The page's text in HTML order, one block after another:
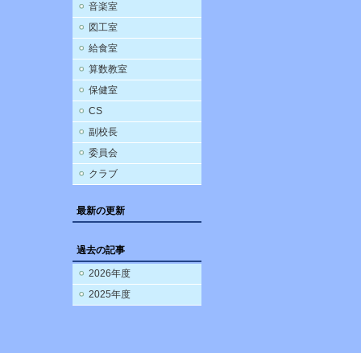
音楽室
図工室
給食室
算数教室
保健室
CS
副校長
委員会
クラブ
最新の更新
過去の記事
2026年度
2025年度